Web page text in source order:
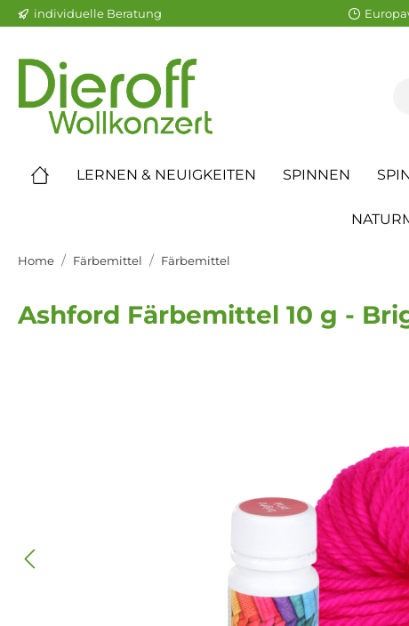
individuelle Beratung
LERNEN & NEUIGKEITEN SPINNEN
Home Färbemittel Färbemittel
Ashford Färbemittel 10 g -